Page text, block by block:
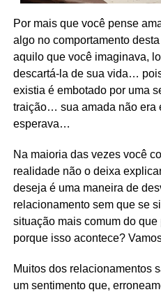
Por mais que você pense
algo no comportamento
aquilo que você imaginava,
descartá-la de sua vida…
existia é embotado por uma
traição… sua amada não era
esperava…
Na maioria das vezes você
realidade não o deixa
deseja é uma maneira de
relacionamento sem que se
situação mais comum do
porque isso acontece?
Muitos dos relacionamentos
um sentimento que,